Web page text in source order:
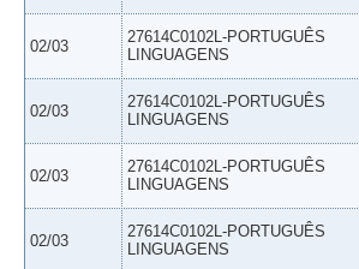
02/03
27614C0102L-PORTUGUÊS
LINGUAGENS
02/03
27614C0102L-PORTUGUÊS
LINGUAGENS
02/03
27614C0102L-PORTUGUÊS
LINGUAGENS
02/03
27614C0102L-PORTUGUÊS
LINGUAGENS